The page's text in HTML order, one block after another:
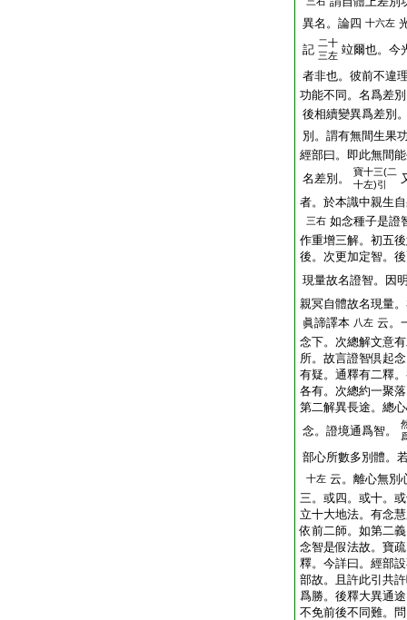
異名。論四 十六左
記 二十
三左 竝爾也。今
者非也。彼前不違
功能不同。名爲差
後相續變異爲差別
別。謂有無間生果
經部曰。即此無間
名差別。
寶十三(二
十左)引
者。於本識中親生
三右 如念種子是
作重增三解。初五
後。次更加定智。
現量故名證智。因
親冥自體故名現量
眞諦譯本 八左 云。
念下。次總解文意
所。故言證智倶起
有疑。通釋有二釋
各有。次總約一聚
第二解異長途。總
念。證境通爲智。
部心所數多別體。
十左 云。離心無別
三。或四。或十。
立十大地法。有念
依前二師。如第二
念智是假法故。寶
釋。今詳曰。經部
部故。且許此引共
爲勝。後釋大異通
不免前後不同難。